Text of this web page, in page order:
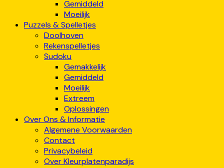
Gemiddeld
Moeilijk
Puzzels & Spelletjes
Doolhoven
Rekenspelletjes
Sudoku
Gemakkelijk
Gemiddeld
Moeilijk
Extreem
Oplossingen
Over Ons & Informatie
Algemene Voorwaarden
Contact
Privacybeleid
Over Kleurplatenparadijs